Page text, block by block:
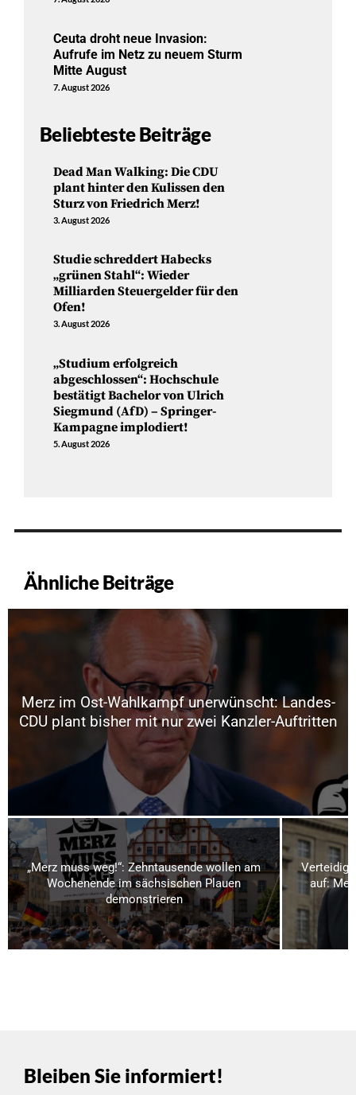
Ceuta droht neue Invasion:
Aufrufe im Netz zu neuem Sturm
Mitte August
7. August 2026
Beliebteste Beiträge
Dead Man Walking: Die CDU
plant hinter den Kulissen den
Sturz von Friedrich Merz!
3. August 2026
Studie schreddert Habecks
„grünen Stahl“: Wieder
Milliarden Steuergelder für den
Ofen!
3. August 2026
„Studium erfolgreich
abgeschlossen“: Hochschule
bestätigt Bachelor von Ulrich
Siegmund (AfD) – Springer-
Kampagne implodiert!
5. August 2026
Ähnliche Beiträge
Merz im Ost-Wahlkampf unerwünscht: Landes-
CDU plant bisher mit nur zwei Kanzler-Auftritten
„Merz muss weg!“: Zehntausende wollen am
Wochenende im sächsischen Plauen
demonstrieren
auf:
Bleiben Sie informiert!